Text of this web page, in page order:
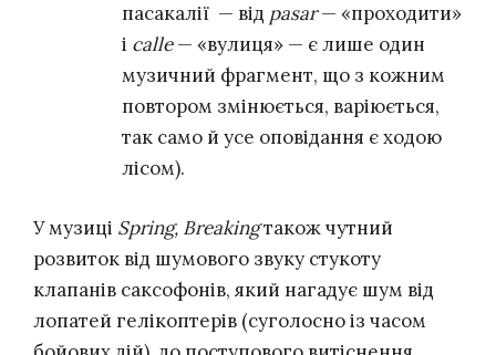
пасакалії — від pasar— «проходити»
і calle— «вулиця» — є лише один
музичний фрагмент, що з кожним
повтором змінюється, варіюється,
так само й усе оповідання є ходою
лісом).
У музиці Spring, Breakingтакож чутний
розвиток від шумового звуку стукоту
клапанів саксофонів, який нагадує шум від
лопатей гелікоптерів (суголосно із часом